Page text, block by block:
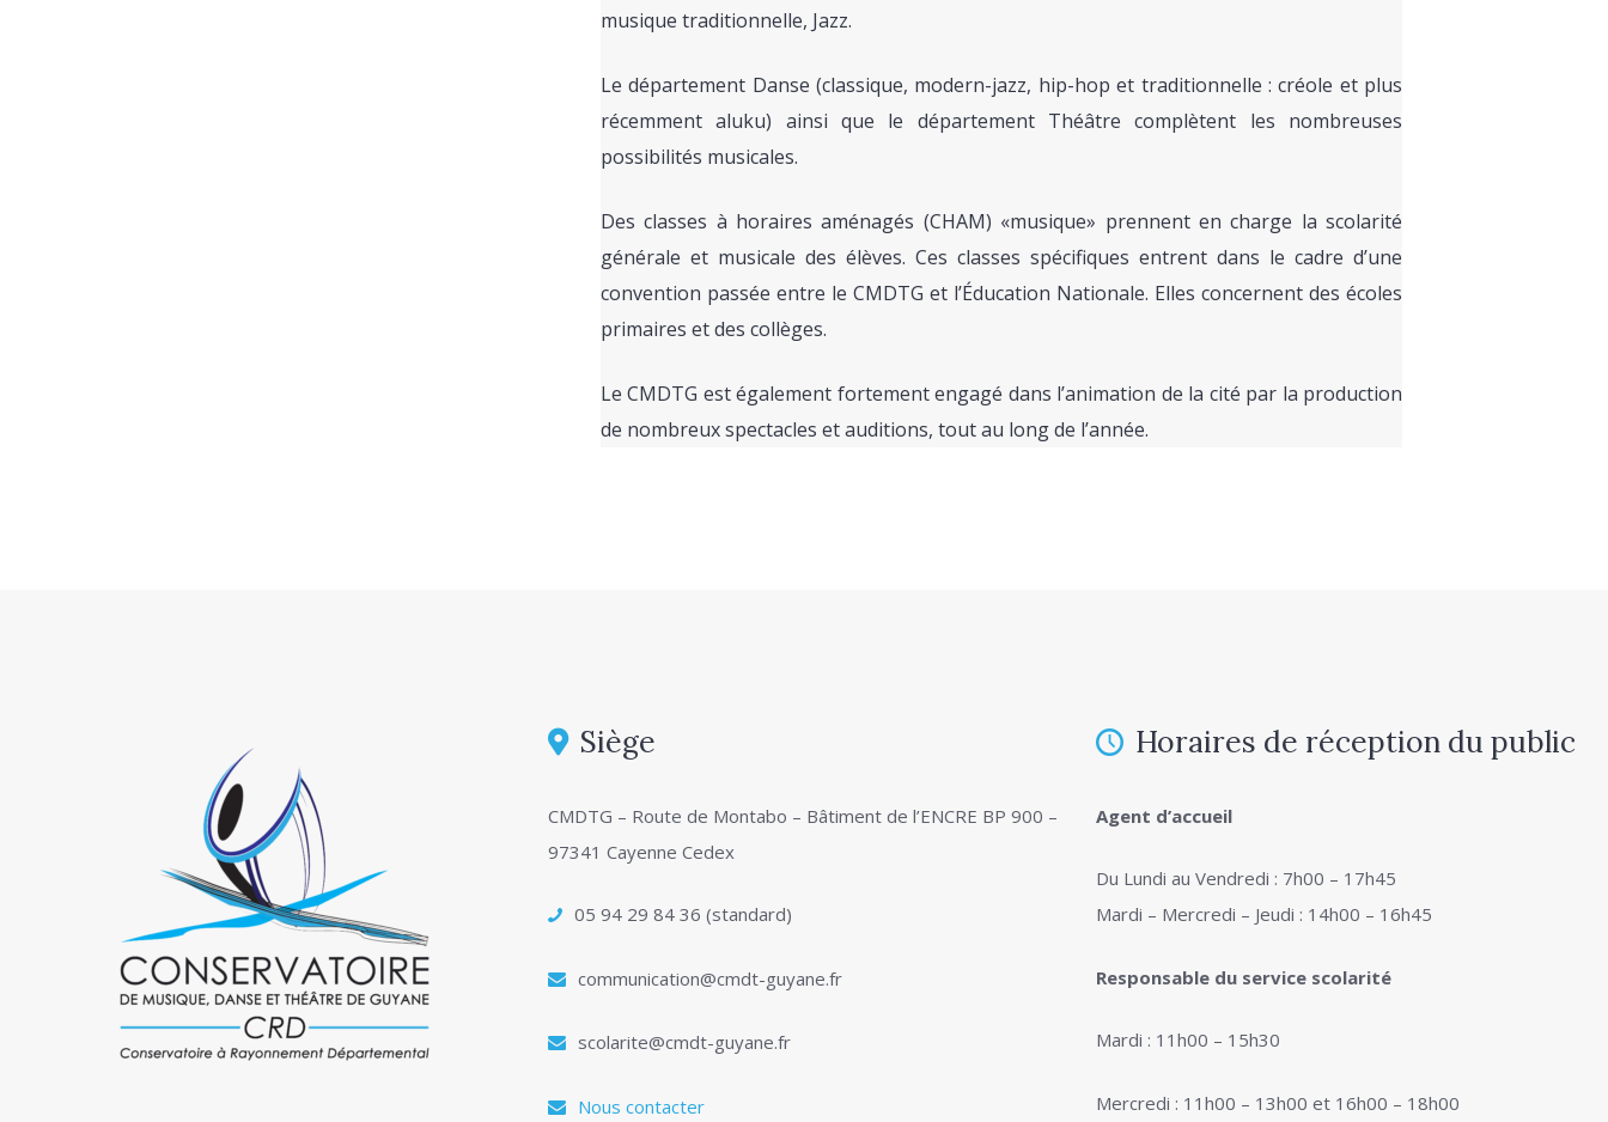
musique traditionnelle, Jazz.
Le département Danse (classique, modern-jazz, hip-hop et traditionnelle : créole et plus
récemment aluku) ainsi que le département Théâtre complètent les nombreuses
possibilités musicales.
Des classes à horaires aménagés (CHAM) «musique» prennent en charge la scolarité
générale et musicale des élèves. Ces classes spécifiques entrent dans le cadre d’une
convention passée entre le CMDTG et l’Éducation Nationale. Elles concernent des écoles
primaires et des collèges.
Le CMDTG est également fortement engagé dans l’animation de la cité par la production
de nombreux spectacles et auditions, tout au long de l’année.
Siège
CMDTG – Route de Montabo – Bâtiment de l’ENCRE BP 900 –
97341 Cayenne Cedex
05 94 29 84 36 (standard)
communication@cmdt-guyane.fr
scolarite@cmdt-guyane.fr
Nous contacter
Horaires de réception du public
Agent d’accueil
Du Lundi au Vendredi : 7h00 – 17h45
Mardi – Mercredi – Jeudi : 14h00 – 16h45
Responsable du service scolarité
Mardi : 11h00 – 15h30
Mercredi : 11h00 – 13h00 et 16h00 – 18h00